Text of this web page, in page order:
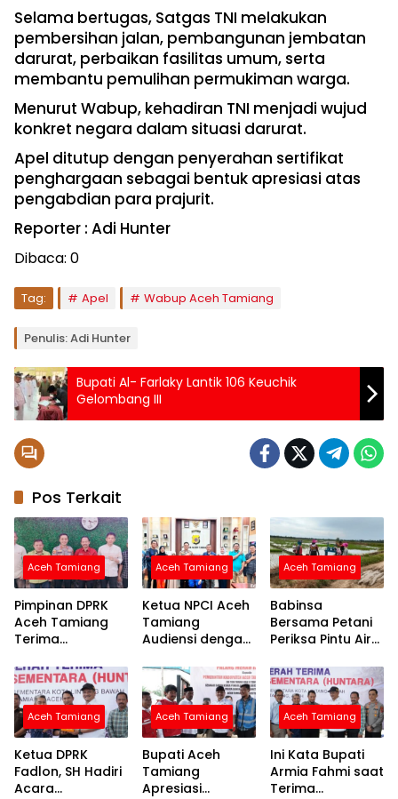
Selama bertugas, Satgas TNI melakukan
pembersihan jalan, pembangunan jembatan
darurat, perbaikan fasilitas umum, serta
membantu pemulihan permukiman warga.
Menurut Wabup, kehadiran TNI menjadi wujud
konkret negara dalam situasi darurat.
Apel ditutup dengan penyerahan sertifikat
penghargaan sebagai bentuk apresiasi atas
pengabdian para prajurit.
Reporter : Adi Hunter
Dibaca: 0
Tag: Apel Wabup Aceh Tamiang
Penulis: Adi Hunter
Bupati Al- Farlaky Lantik 106 Keuchik
Gelombang III
Pos Terkait
Aceh Tamiang
Pimpinan DPRK
Aceh Tamiang
Terima
Kapolres AKBP
Robby Ansyari
Aceh Tamiang
Ketua NPCI Aceh
Tamiang
Audiensi dengan
Fasilitas Atlet
Disabilitas untuk
Ini
Aceh Tamiang
Babinsa
Bersama Petani
Periksa Pintu Air
Air ke Sawah
Aceh Tamiang
Ketua DPRK
Fadlon, SH Hadiri
Acara
Aceh Tamiang
Bupati Aceh
Tamiang
Apresiasi
Aceh Tamiang
Ini Kata Bupati
Armia Fahmi saat
Terima